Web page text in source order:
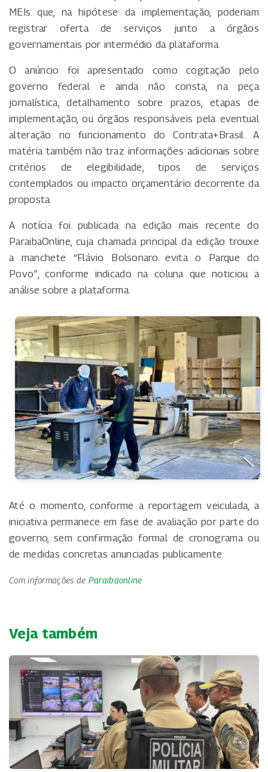
MEIs que, na hipótese da implementação, poderiam
registrar oferta de serviços junto a órgãos
governamentais por intermédio da plataforma.
O anúncio foi apresentado como cogitação pelo
governo federal e ainda não consta, na peça
jornalística, detalhamento sobre prazos, etapas de
implementação, ou órgãos responsáveis pela eventual
alteração no funcionamento do Contrata+Brasil. A
matéria também não traz informações adicionais sobre
critérios de elegibilidade, tipos de serviços
contemplados ou impacto orçamentário decorrente da
proposta.
A notícia foi publicada na edição mais recente do
ParaibaOnline, cuja chamada principal da edição trouxe
a manchete “Flávio Bolsonaro evita o Parque do
Povo”, conforme indicado na coluna que noticiou a
análise sobre a plataforma.
Até o momento, conforme a reportagem veiculada, a
iniciativa permanece em fase de avaliação por parte do
governo, sem confirmação formal de cronograma ou
de medidas concretas anunciadas publicamente.
Com informações de Paraibaonline
Veja também